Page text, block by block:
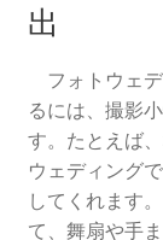
出
フォトウェ
るには、撮影
す。たとえば
ウェディング
してくれます
て、舞扇や手